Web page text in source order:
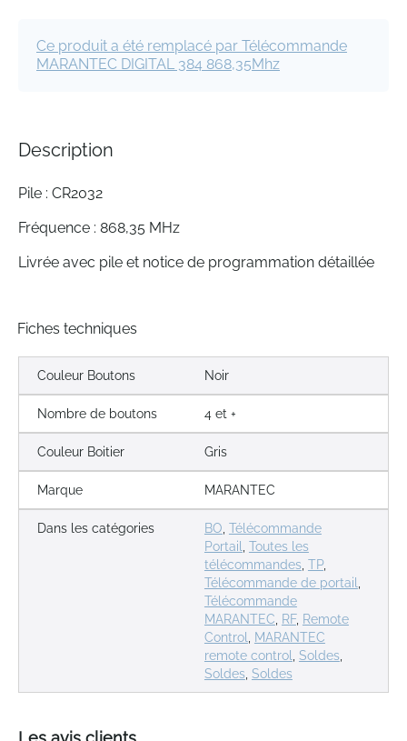
Ce produit a été remplacé par Télécommande
MARANTEC DIGITAL 384 868,35Mhz
Description
Pile : CR2032
Fréquence : 868,35 MHz
Livrée avec pile et notice de programmation détaillée
Fiches techniques
Couleur Boutons Noir
Nombre de boutons 4 et +
Couleur Boitier Gris
Marque MARANTEC
Dans les catégories BO, Télécommande
Portail, Toutes les
télécommandes, TP,
Télécommande de portail,
Télécommande
MARANTEC, RF, Remote
Control, MARANTEC
remote control, Soldes,
Soldes, Soldes